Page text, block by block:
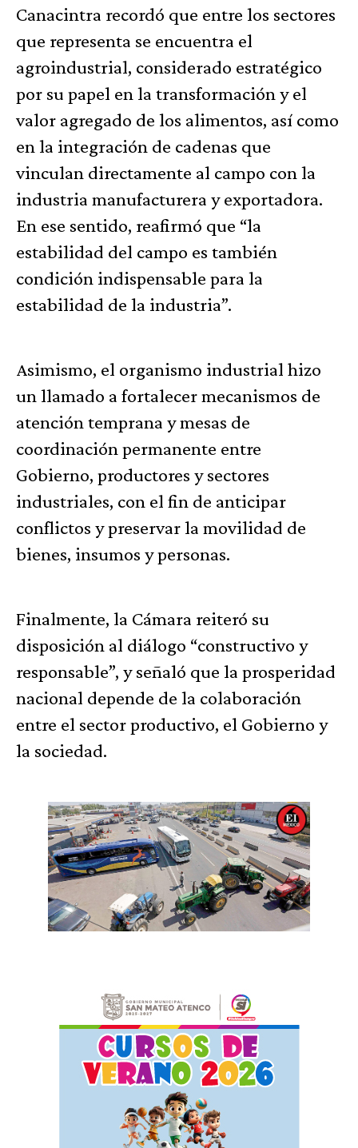
Canacintra recordó que entre los sectores
que representa se encuentra el
agroindustrial, considerado estratégico
por su papel en la transformación y el
valor agregado de los alimentos, así como
en la integración de cadenas que
vinculan directamente al campo con la
industria manufacturera y exportadora.
En ese sentido, reafirmó que “la
estabilidad del campo es también
condición indispensable para la
estabilidad de la industria”.
Asimismo, el organismo industrial hizo
un llamado a fortalecer mecanismos de
atención temprana y mesas de
coordinación permanente entre
Gobierno, productores y sectores
industriales, con el fin de anticipar
conflictos y preservar la movilidad de
bienes, insumos y personas.
Finalmente, la Cámara reiteró su
disposición al diálogo “constructivo y
responsable”, y señaló que la prosperidad
nacional depende de la colaboración
entre el sector productivo, el Gobierno y
la sociedad.